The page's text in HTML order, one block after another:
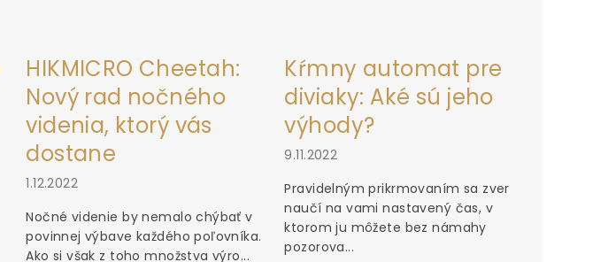
HIKMICRO Cheetah:
Nový rad nočného
videnia, ktorý vás
dostane
1.12.2022
Nočné videnie by nemalo chýbať v
povinnej výbave každého poľovníka.
Ako si však z toho množstva výro...
Kŕmny automat pre
diviaky: Aké sú jeho
výhody?
9.11.2022
Pravidelným prikrmovaním sa zver
naučí na vami nastavený čas, v
ktorom ju môžete bez námahy
pozorova...